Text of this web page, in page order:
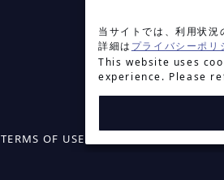
当サイトでは、利用状
詳細は プライバシーポリ
This website uses
experience. Please
TERMS OF USE